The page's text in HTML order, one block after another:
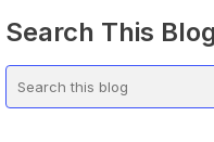
Search This Blog